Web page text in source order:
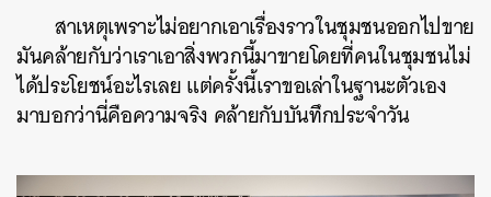
สาเหตุเพราะไม่อยากเอาเรื่องราวในชุมชนออกไปขาย
มันคล้ายกับว่าเราเอาสิ่งพวกนี้มาขายโดยที่คนในชุมชนไม่
ได้ประโยชน์อะไรเลย แต่ครั้งนี้เราขอเล่าในฐานะตัวเอง
มาบอกว่านี่คือความจริง คล้ายกับบันทึกประจำวัน